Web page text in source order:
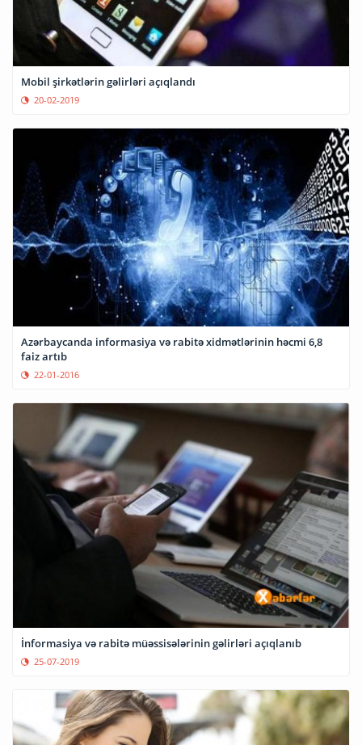
Mobil şirkətlərin gəlirləri açıqlandı
20-02-2019
Azərbaycanda informasiya və rabitə xidmətlərinin həcmi 6,8
faiz artıb
22-01-2016
İnformasiya və rabitə müəssisələrinin gəlirləri açıqlanıb
25-07-2019